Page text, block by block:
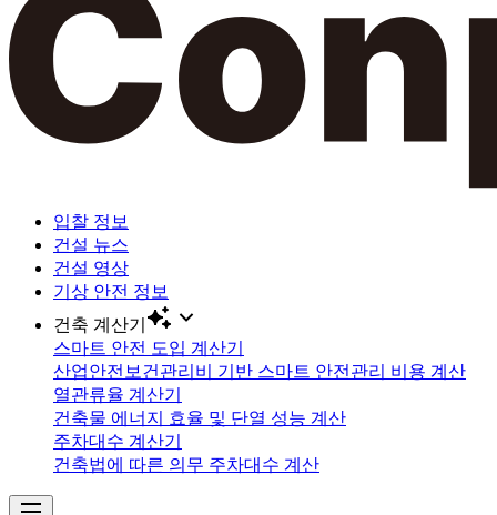
입찰 정보
건설 뉴스
건설 영상
기상 안전 정보
건축 계산기
스마트 안전 도입 계산기
산업안전보건관리비 기반 스마트 안전관리 비용 계산
열관류율 계산기
건축물 에너지 효율 및 단열 성능 계산
주차대수 계산기
건축법에 따른 의무 주차대수 계산